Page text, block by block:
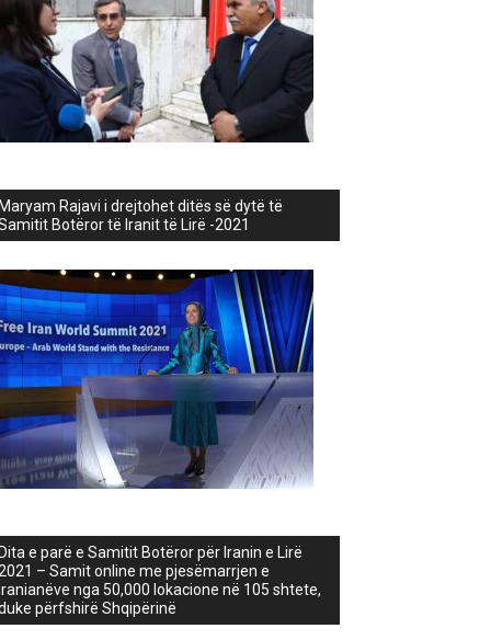
Rajavi i drejtohet ditës së dytë të
Botëror të Iranit të Lirë -2021
e parë e Samitit Botëror për Iranin e Lirë
– Samit online me pjesëmarrjen e
nga 50,000 lokacione në 105 shtete,
përfshirë Shqipërinë